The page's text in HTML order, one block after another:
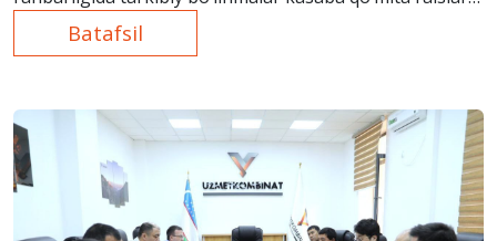
ishtirokida yig‘ilish bo‘lib o‘tdi.
Batafsil